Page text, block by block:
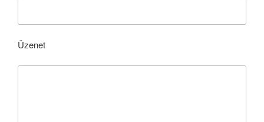
Üzenet